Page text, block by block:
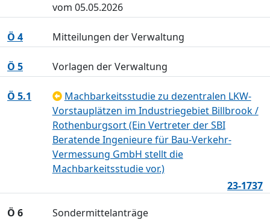
vom 05.05.2026
Ö 4 Mitteilungen der Verwaltung
Ö 5 Vorlagen der Verwaltung
Ö 5.1
Machbarkeitsstudie zu dezentralen LKW-
Vorstauplätzen im Industriegebiet Billbrook /
Rothenburgsort (Ein Vertreter der SBI
Beratende Ingenieure für Bau-Verkehr-
Vermessung GmbH stellt die
Machbarkeitsstudie vor.)
23-1737
Ö 6 Sondermittelanträge